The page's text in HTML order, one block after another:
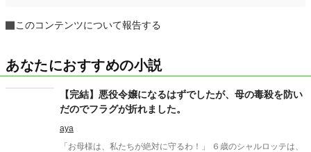
このコンテンツについて報告する
あなたにおすすめの小説
【完結】悪役令嬢になるはずでしたが、母の毒殺を防い
だのでフラグが折れました。
aya
「お母様は、私たちが絶対に守るわ！」 ６歳のシャルロッテは、